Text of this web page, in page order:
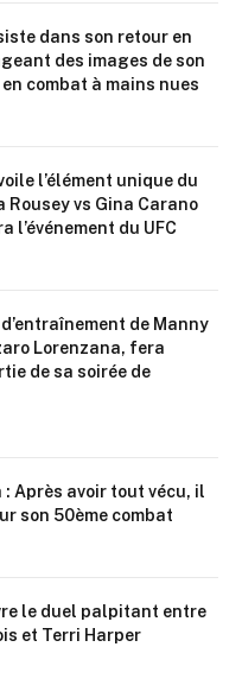
dans son retour en
des images de son
combat à mains nues
l’élément unique du
Rousey vs Gina Carano
l’événement du UFC
de Manny
Lorenzana, fera
de sa soirée de
: Après avoir tout vécu, il
son 50ème combat
le duel palpitant entre
et Terri Harper